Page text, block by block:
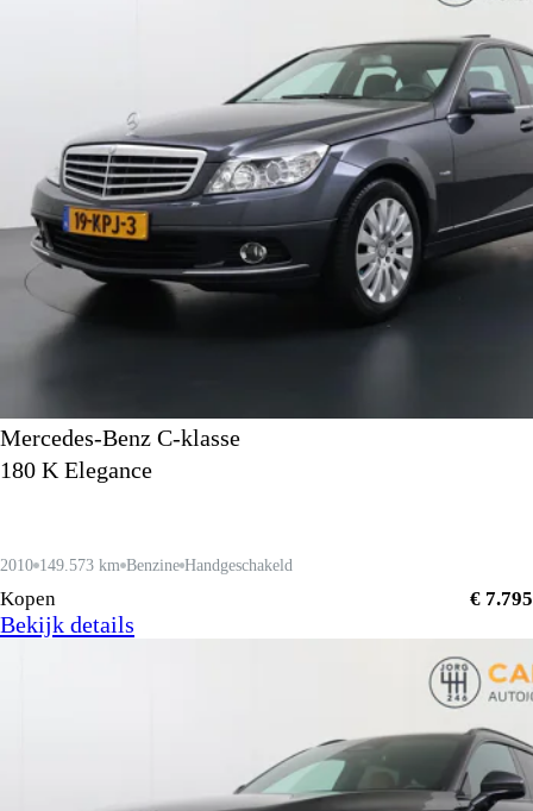
Mercedes-Benz C-klasse
180 K Elegance
2010 149.573 km Benzine Handgeschakeld
Kopen € 7.795
Bekijk details